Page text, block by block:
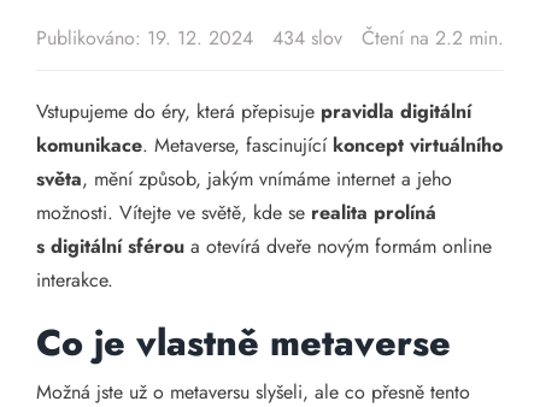
Blog
Kontakt
Publikováno: 19. 12. 2024 434 slov Čtení na 2.2 min.
Vstupujeme do éry, která přepisuje pravidla digitální
komunikace. Metaverse, fascinující koncept virtuálního
světa, mění způsob, jakým vnímáme internet a jeho
možnosti. Vítejte ve světě, kde se realita prolíná
s digitální sférou a otevírá dveře novým formám online
interakce.
Co je vlastně metaverse
Možná jste už o metaversu slyšeli, ale co přesně tento